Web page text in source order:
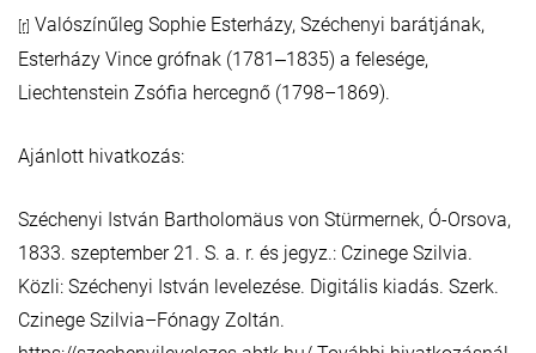
[r] Valószínűleg Sophie Esterházy, Széchenyi barátjának,
Esterházy Vince grófnak (1781‒1835) a felesége,
Liechtenstein Zsófia hercegnő (1798–1869).
Ajánlott hivatkozás:
Széchenyi István Bartholomäus von Stürmernek, Ó-Orsova,
1833. szeptember 21. S. a. r. és jegyz.: Czinege Szilvia.
Közli: Széchenyi István levelezése. Digitális kiadás. Szerk.
Czinege Szilvia–Fónagy Zoltán.